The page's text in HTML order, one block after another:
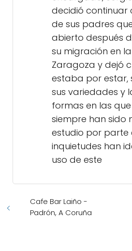
decidió continuar
de sus padres
abierto después
su migración en
Zaragoza y dejó
estaba por estar,
sus variedades y
formas en las
siempre han sido
estudio por parte
inquietudes han
uso de este
Cafe Bar Laiño -
Padrón, A Coruña